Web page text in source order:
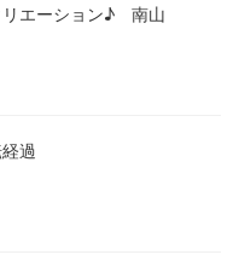
リエーション♪ 南山
過